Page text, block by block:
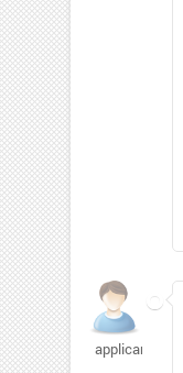
applicant